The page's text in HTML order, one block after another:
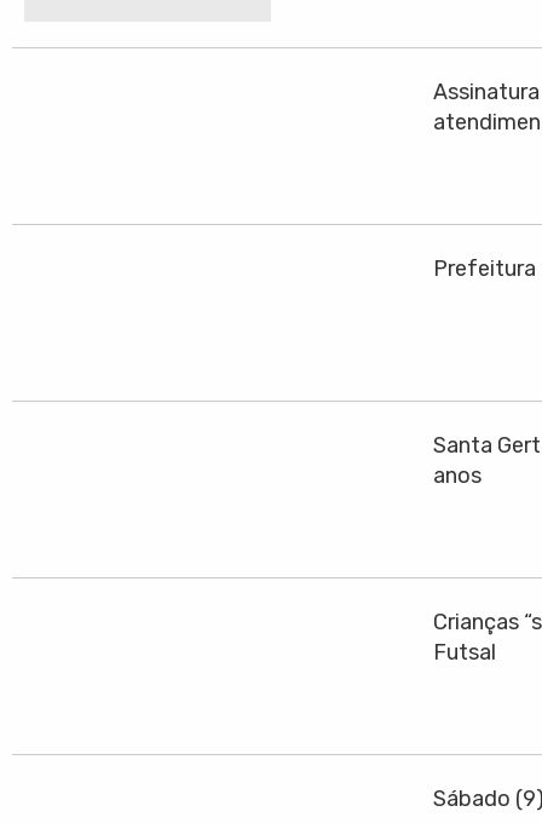
Prefeitura
Santa
anos
Crianças
Futsal
Sábado